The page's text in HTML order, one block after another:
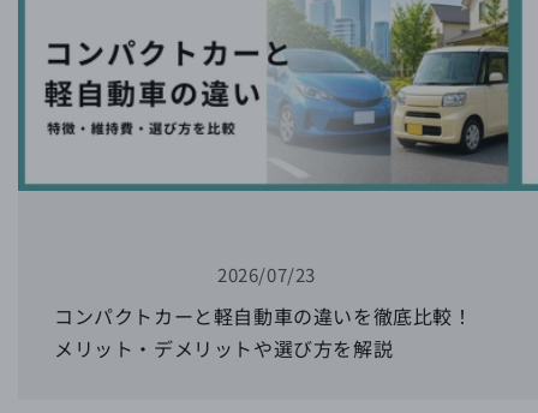
2026/07/23
コンパクトカーと軽自動車の違いを徹底比較！
メリット・デメリットや選び方を解説